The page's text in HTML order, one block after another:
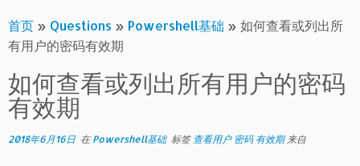
首页 » Questions » Powershell基础 » 如何查看或列出所
有用户的密码有效期
如何查看或列出所有用户的密码
有效期
2018年6月16日 在 Powershell基础 标签查看用户 密码 有效期来自